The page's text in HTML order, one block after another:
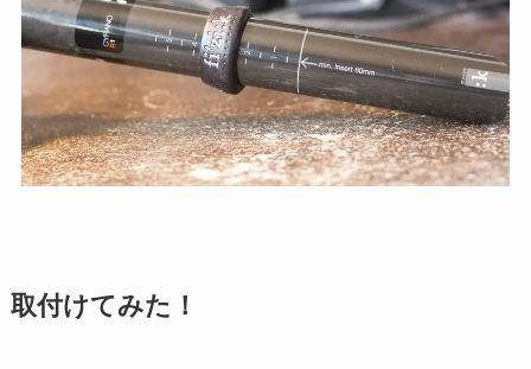
取付けてみた！